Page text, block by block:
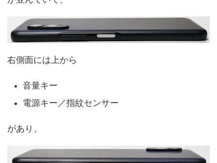
右側面には上から
音量キー
電源キー／指紋センサー
があり、